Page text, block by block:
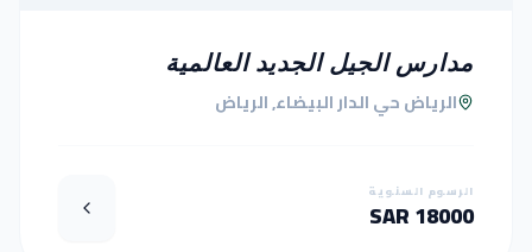
مدارس الجيل الجديد العالمية
الرياض حي الدار البيضاء, الرياض
الرسوم السنوية
18000 SAR